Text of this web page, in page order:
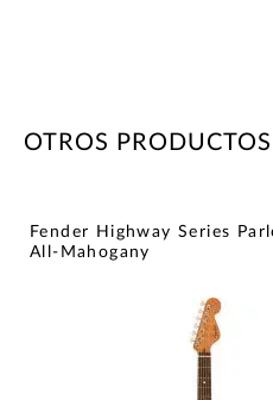
OTROS
Fender Highway Series
All-Mahogany